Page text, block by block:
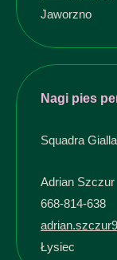
Jaworzno
Nagi pies
Squadra
Adrian Szczur
668-814-638
Łysiec